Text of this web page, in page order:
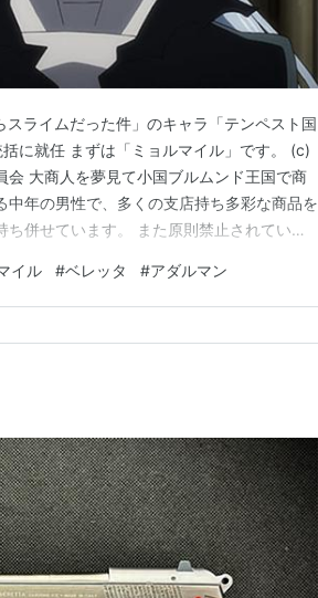
ライムだった件」のキャラ「テンペスト国
に就任 まずは「ミョルマイル」です。 (c)
会 大商人を夢見て小国ブルムンド王国で商
年の男性で、多くの支店持ち多彩な商品を
併せています。 また原則禁止されている
以降はテンペストの御用商人のような役割
ていたも…
イル #ベレッタ #アダルマン